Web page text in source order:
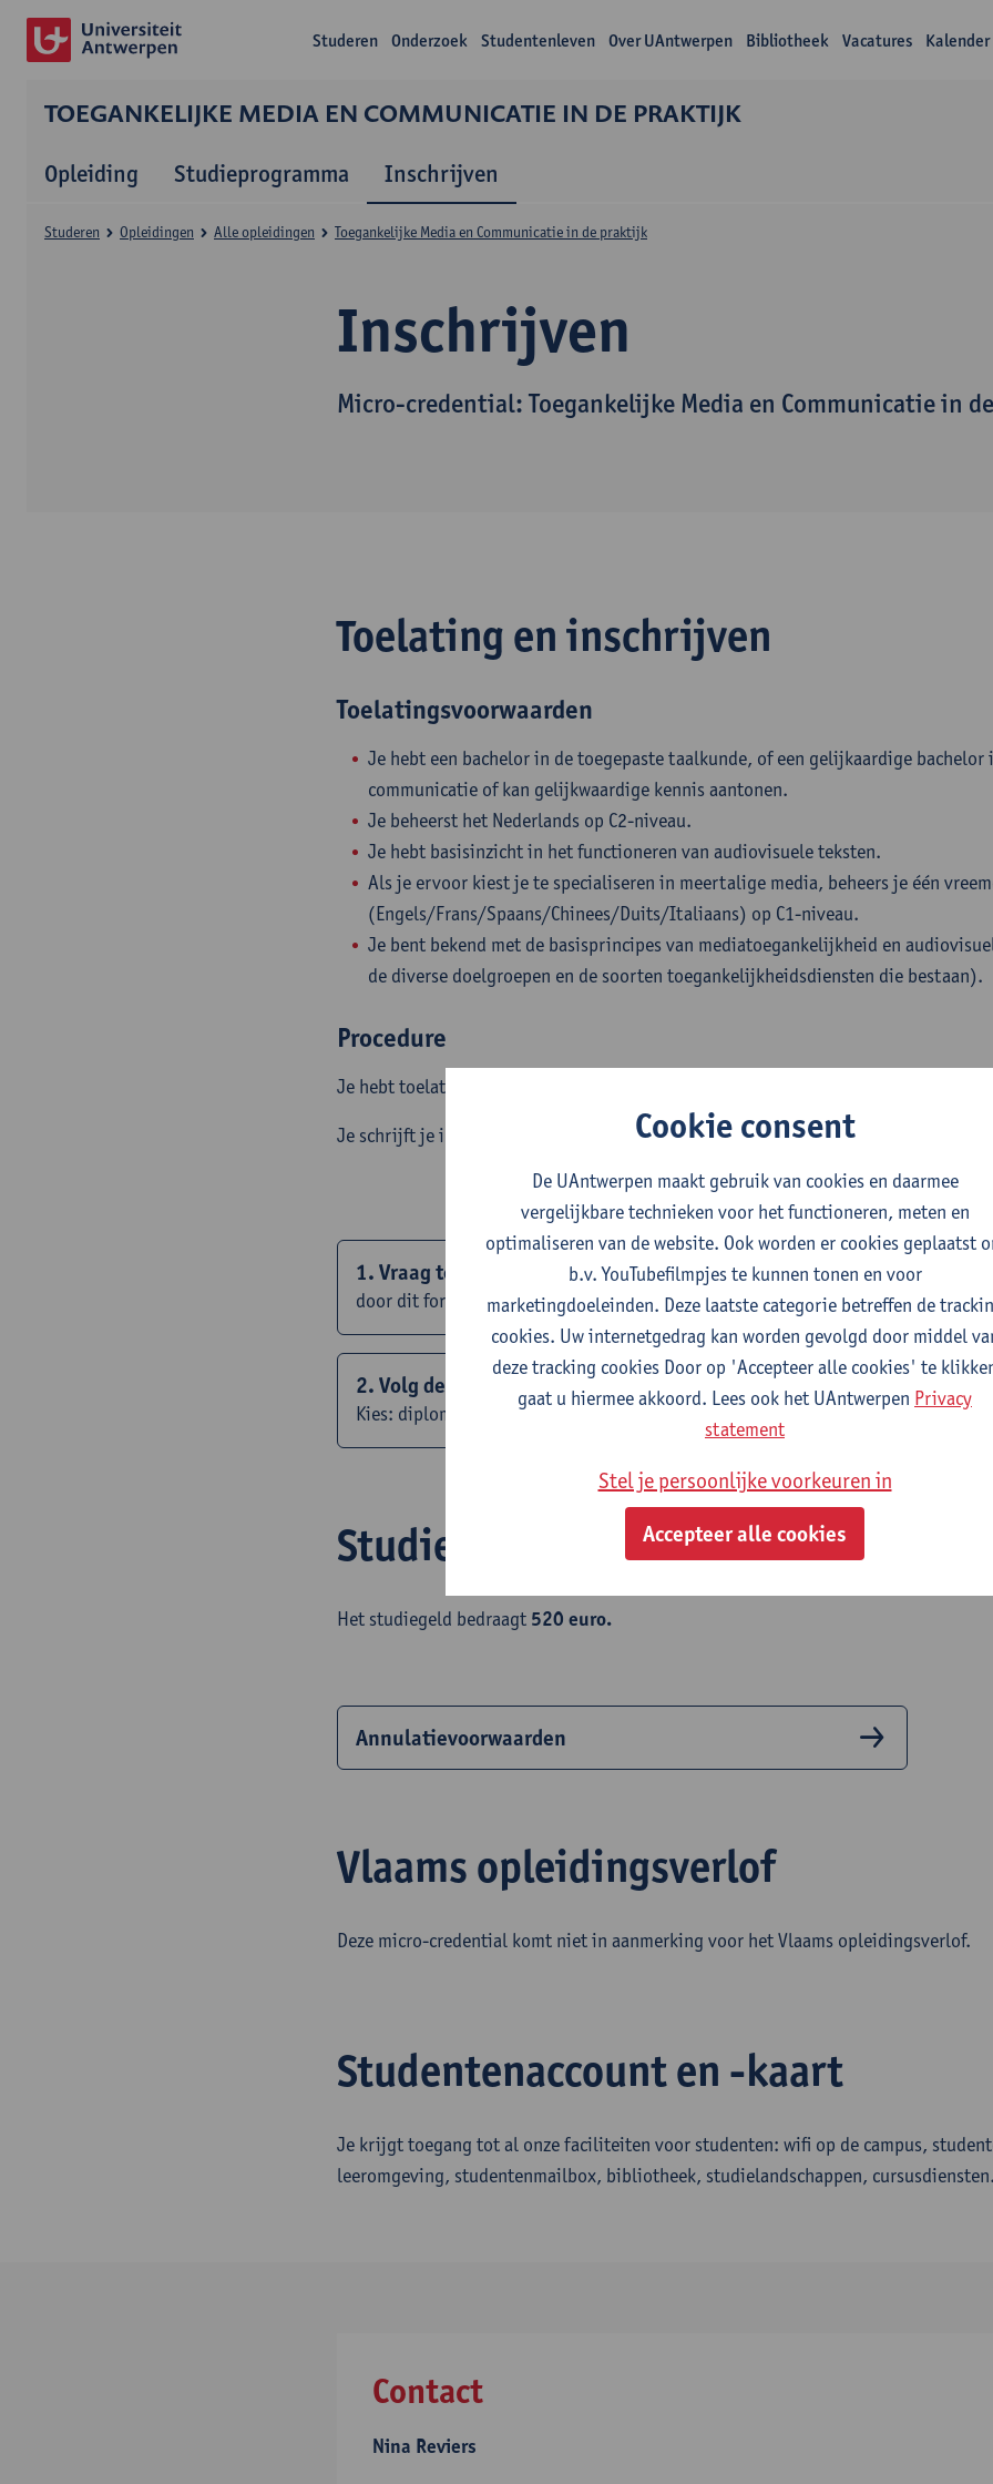
Studeren Onderzoek Studentenleven Over UAntwerpen Bibliotheek Vacatures Kalender
TOEGANKELIJKE MEDIA EN COMMUNICATIE IN DE PRAKTIJK
Opleiding Studieprogramma Inschrijven
Inschrijven
Micro-credential: Toegankelijke Media en Communicatie in
Studeren Opleidingen Alle opleidingen Toegankelijke Media en Communicatie in de praktijk
Toelating en inschrijven
Toelatingsvoorwaarden
Je hebt een bachelor in de toegepaste taalkunde, of een gelijkaardige
communicatie of kan gelijkwaardige kennis aantonen.
Je beheerst het Nederlands op C2-niveau.
Je hebt basisinzicht in het functioneren van audiovisuele teksten.
Als je ervoor kiest je te specialiseren in meertalige media, beheers je één
(Engels/Frans/Spaans/Chinees/Duits/Italiaans) op C1-niveau.
Je bent bekend met de basisprincipes van mediatoegankelijkheid en
de diverse doelgroepen en de soorten toegankelijkheidsdiensten die bestaan).
Procedure
Je hebt toelating van de faculteit nodig om je in te schrijven voor een micro-
Je schrijft je in met een diplomacontract.
1. Vraag toelating aan de faculteit
door dit formulier in te vullen
2. Volg de standaard inschrijvingsprocedure
Kies: diplomacontract > levenslang leren
Studiegeld
Het studiegeld bedraagt 520 euro.
Annulatievoorwaarden
Vlaams opleidingsverlof
Deze micro-credential komt niet in aanmerking voor het Vlaams opleidingsverlof.
Studentenaccount en -kaart
Je krijgt toegang tot al onze faciliteiten voor studenten: wifi op de campus,
leeromgeving, studentenmailbox, bibliotheek, studielandschappen,
Contact
Nina Reviers
Cookie consent
De UAntwerpen maakt gebruik van cookies en daarmee
vergelijkbare technieken voor het functioneren, meten en
optimaliseren van de website. Ook worden er cookies geplaatst
b.v. YouTubefilmpjes te kunnen tonen en voor
marketingdoeleinden. Deze laatste categorie betreffen de
cookies. Uw internetgedrag kan worden gevolgd door middel
deze tracking cookies Door op 'Accepteer alle cookies' te
gaat u hiermee akkoord. Lees ook het UAntwerpen Privacy
statement
Stel je persoonlijke voorkeuren in
Accepteer alle cookies